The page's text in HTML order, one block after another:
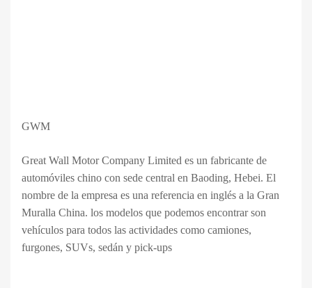
GWM
Great Wall Motor Company Limited es un fabricante de
automóviles chino con sede central en Baoding, Hebei. El
nombre de la empresa es una referencia en inglés a la Gran
Muralla China. los modelos que podemos encontrar son
vehículos para todos las actividades como camiones,
furgones, SUVs, sedán y pick-ups